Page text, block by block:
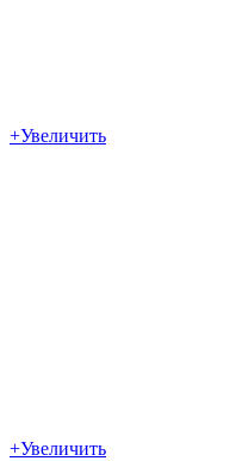
+Увеличить
+Увеличить